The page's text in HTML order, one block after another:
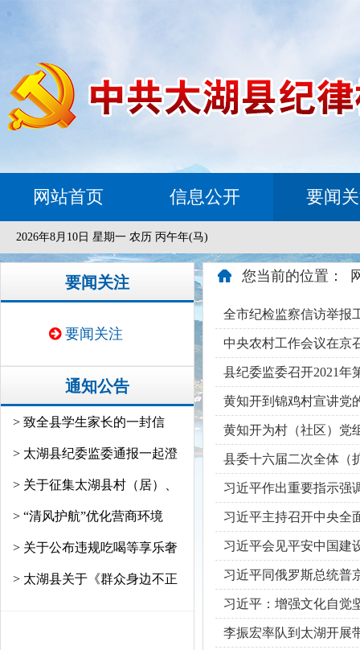
网站首页 信息公开 要闻
2026年8月10日 星期一 农历 丙午年(马)
要闻关注
要闻关注
通知公告
> 致全县学生家长的一封信
> 太湖县纪委监委通报一起澄
> 关于征集太湖县村（居）、
> “清风护航”优化营商环境
> 关于公布违规吃喝等享乐奢
> 太湖县关于《群众身边不正
您当前的位置：
全市纪检监察信访举报
中央农村工作会议在京
县纪委监委召开2021年
黄知开到锦鸡村宣讲党
黄知开为村（社区）党
县委十六届二次全体（
习近平作出重要指示强
习近平主持召开中央全
习近平会见平安中国建
习近平同俄罗斯总统普
习近平：增强文化自觉
李振宏率队到太湖开展